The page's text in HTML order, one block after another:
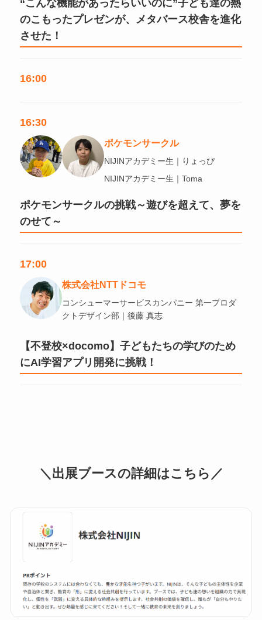
“こんな機能があったらいいのに”子ども達の熱
のこもったプレゼンが、メタバース校舎を進化
させた！
16:00
16:30
ポケモンサークル
NIJINアカデミー生｜りょっぴ
NIJINアカデミー生｜Toma
ポケモンサークルの挑戦～遊びを超えて、夢を
のせて～
17:00
株式会社NTTドコモ
コンシューマーサービスカンパニー 第一プロダ
クトデザイン部｜後藤 真志
【不登校×docomo】子どもたちの学びのため
にAI学習アプリ開発に挑戦！
＼出展ブースの詳細はこちら／